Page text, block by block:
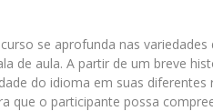
se aprofunda nas
de aula. A partir de um breve
do idioma em suas
que o participante possa